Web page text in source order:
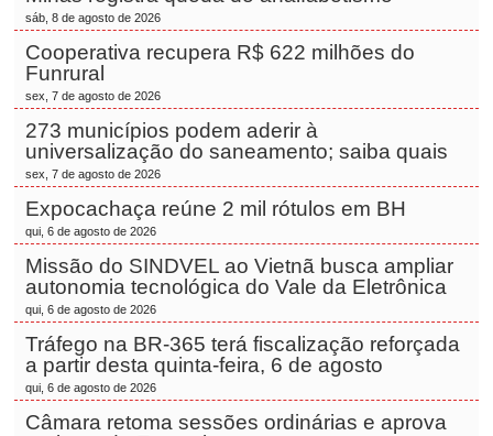
sáb, 8 de agosto de 2026
Cooperativa recupera R$ 622 milhões do
Funrural
sex, 7 de agosto de 2026
273 municípios podem aderir à
universalização do saneamento; saiba quais
sex, 7 de agosto de 2026
Expocachaça reúne 2 mil rótulos em BH
qui, 6 de agosto de 2026
Missão do SINDVEL ao Vietnã busca ampliar
autonomia tecnológica do Vale da Eletrônica
qui, 6 de agosto de 2026
Tráfego na BR-365 terá fiscalização reforçada
a partir desta quinta-feira, 6 de agosto
qui, 6 de agosto de 2026
Câmara retoma sessões ordinárias e aprova